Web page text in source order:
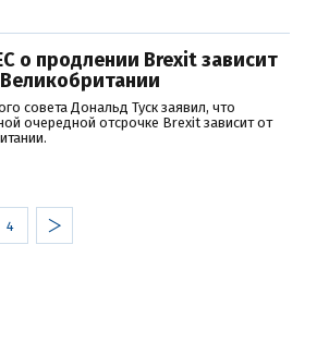
о продлении Brexit зависит
совета Дональд Туск заявил, что
очередной отсрочке Brexit зависит от
4